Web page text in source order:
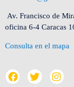
Av. Francisco de
oficina 6-4 Caracas
Consulta en el mapa